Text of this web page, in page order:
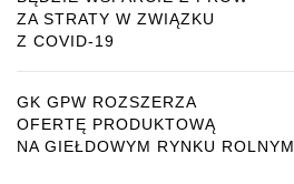
ZA STRATY W ZWIĄZKU
Z COVID-19
GK GPW ROZSZERZA
OFERTĘ PRODUKTOWĄ
NA GIEŁDOWYM RYNKU ROLNYM